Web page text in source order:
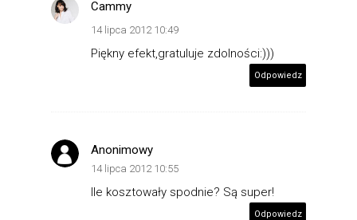
Cammy
14 lipca 2012 10:49
Piękny efekt,gratuluje zdolności:)))
Odpowiedz
Anonimowy
14 lipca 2012 10:55
Ile kosztowały spodnie? Są super!
Odpowiedz